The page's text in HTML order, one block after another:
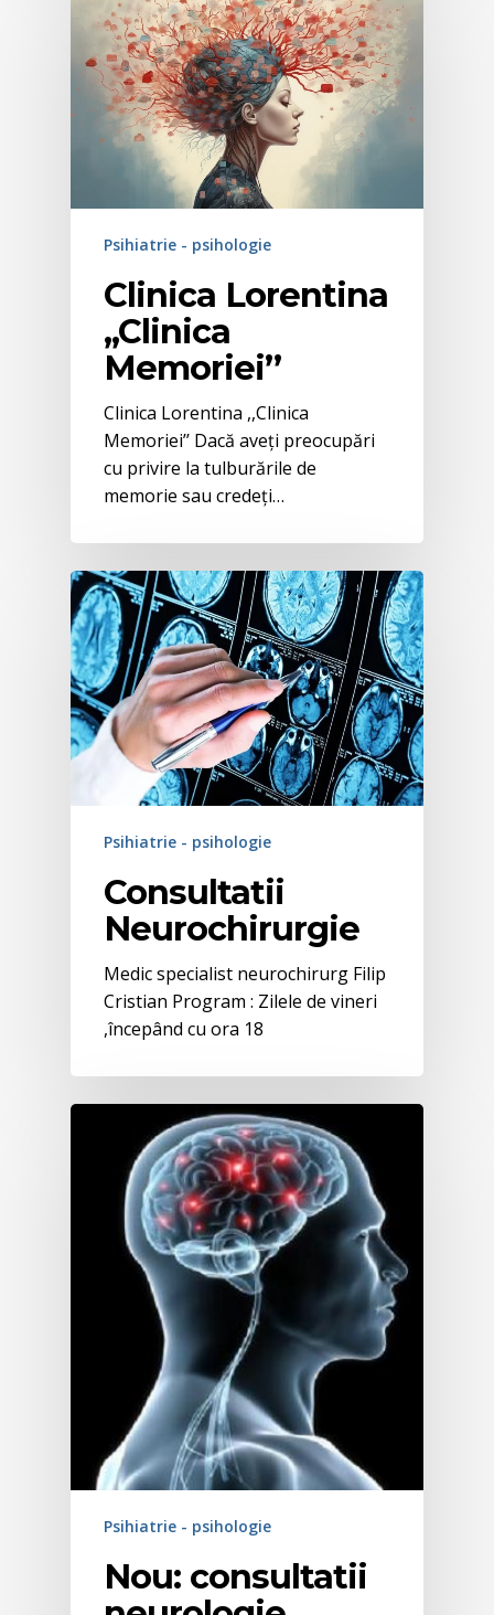
Psihiatrie - psihologie
Clinica Lorentina
,,Clinica
Memoriei’’
Clinica Lorentina ,,Clinica
Memoriei’’ Dacă aveți preocupări
cu privire la tulburările de
memorie sau credeți…
Psihiatrie - psihologie
Consultatii
Neurochirurgie
Medic specialist neurochirurg Filip
Cristian Program : Zilele de vineri
,începând cu ora 18
Psihiatrie - psihologie
Nou: consultatii